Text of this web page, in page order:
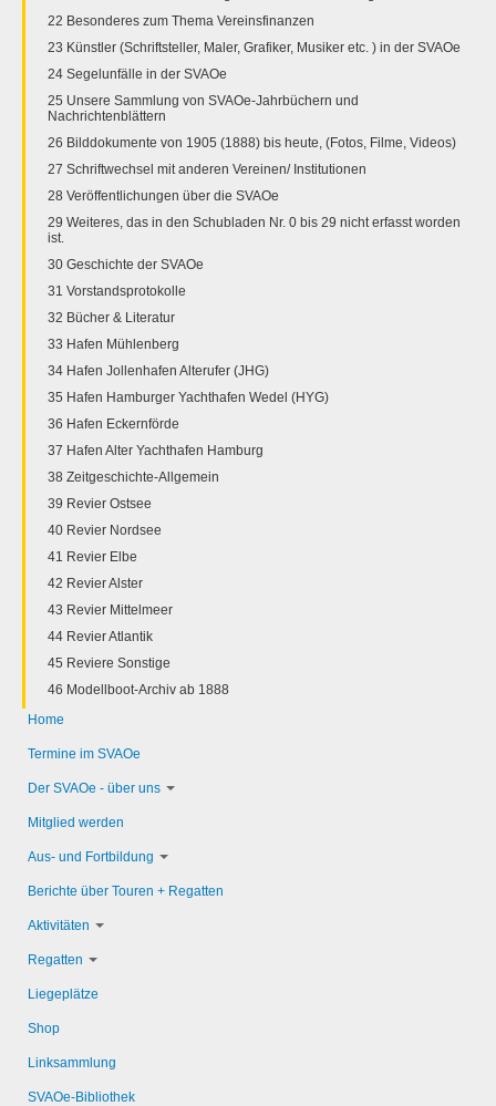
22 Besonderes zum Thema Vereinsfinanzen
23 Künstler (Schriftsteller, Maler, Grafiker, Musiker etc. ) in der SVAOe
24 Segelunfälle in der SVAOe
25 Unsere Sammlung von SVAOe-Jahrbüchern und
Nachrichtenblättern
26 Bilddokumente von 1905 (1888) bis heute, (Fotos, Filme, Videos)
27 Schriftwechsel mit anderen Vereinen/ Institutionen
28 Veröffentlichungen über die SVAOe
29 Weiteres, das in den Schubladen Nr. 0 bis 29 nicht erfasst worden
ist.
30 Geschichte der SVAOe
31 Vorstandsprotokolle
32 Bücher & Literatur
33 Hafen Mühlenberg
34 Hafen Jollenhafen Alterufer (JHG)
35 Hafen Hamburger Yachthafen Wedel (HYG)
36 Hafen Eckernförde
37 Hafen Alter Yachthafen Hamburg
38 Zeitgeschichte-Allgemein
39 Revier Ostsee
40 Revier Nordsee
41 Revier Elbe
42 Revier Alster
43 Revier Mittelmeer
44 Revier Atlantik
45 Reviere Sonstige
46 Modellboot-Archiv ab 1888
Home
Termine im SVAOe
Der SVAOe - über uns
Mitglied werden
Aus- und Fortbildung
Berichte über Touren + Regatten
Aktivitäten
Regatten
Liegeplätze
Shop
Linksammlung
SVAOe-Bibliothek